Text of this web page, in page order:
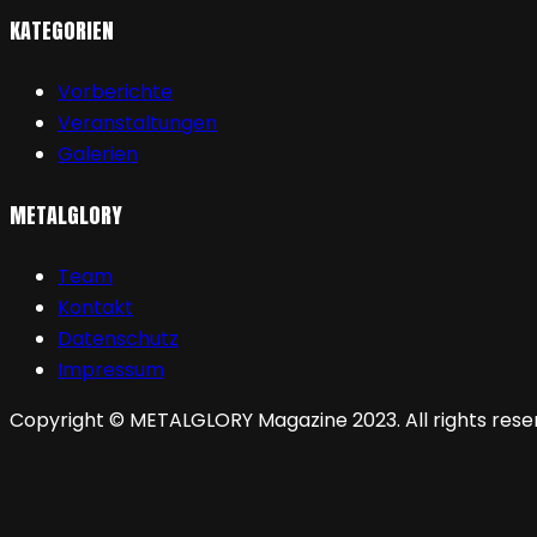
KATEGORIEN
Vorberichte
Veranstaltungen
Galerien
METALGLORY
Team
Kontakt
Datenschutz
Impressum
Copyright © METALGLORY Magazine 2023. All rights